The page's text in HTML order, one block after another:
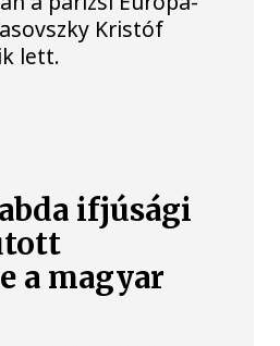
Kristóf
lett.
ifjúsági
a magyar